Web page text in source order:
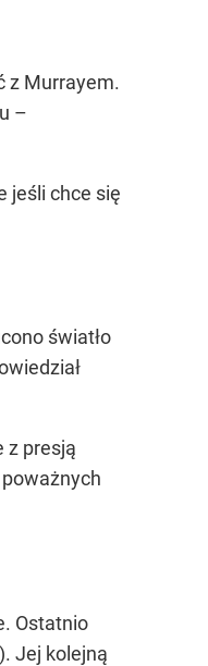
z Murrayem.
–
jeśli chce się
światło
z presją
Ostatnio
Jej kolejną